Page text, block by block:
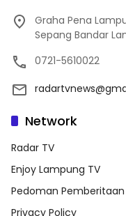
Graha Pena
Sepang Bandar
0721-5610022
Network
Radar TV
Enjoy Lampung TV
Pedoman Pemberitaan
Privacy Policy